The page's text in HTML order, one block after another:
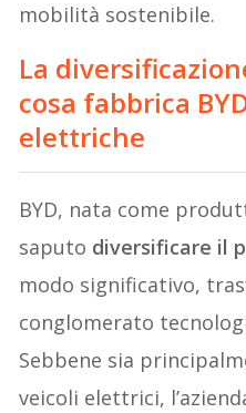
mobilità sostenibile.
La
cosa fabbrica
elettriche
BYD, nata come
saputo diversificare il
modo significativo,
conglomerato
Sebbene sia
veicoli elettrici,